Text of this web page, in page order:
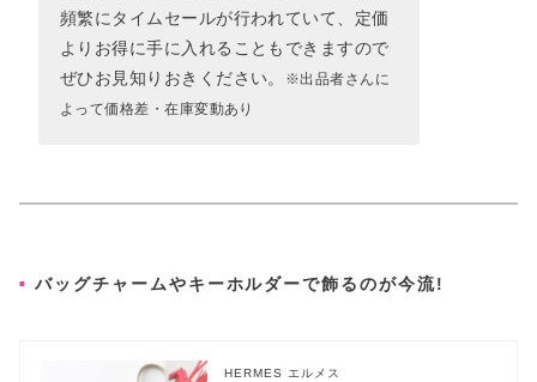
頻繁にタイムセールが行われていて、定価
よりお得に手に入れることもできますので
ぜひお見知りおきください。
※出品者さんに
よって価格差・在庫変動あり
バッグチャームやキーホルダーで飾るのが今流!
HERMES エルメス